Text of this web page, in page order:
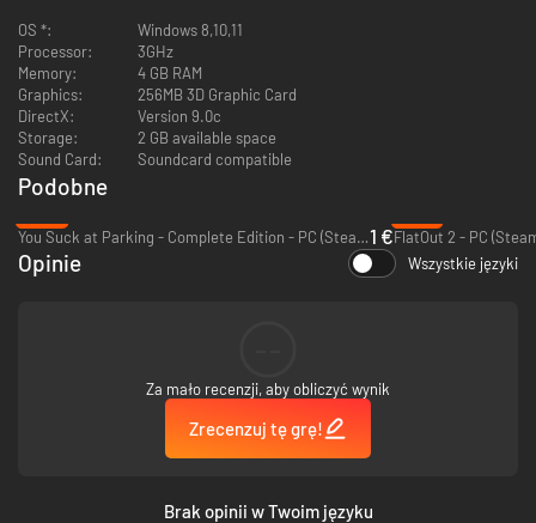
OS *:
Windows 8,10,11
Processor:
3GHz
Memory:
4 GB RAM
Graphics:
256MB 3D Graphic Card
DirectX:
Version 9.0c
Storage:
2 GB available space
Sound Card:
Soundcard compatible
Podobne
You Suck at Parking - Complete Edition - PC (Steam)1 €FlatOut 2 - PC
Opinie Wszystkie języki
Za mało recenzji, aby obliczyć wynik
Zrecenzuj tę grę!
Brak opinii w Twoim języku